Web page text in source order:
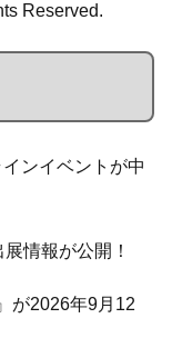
Reserved.
ンイベントが中
情報が公開！
が2026年9月12